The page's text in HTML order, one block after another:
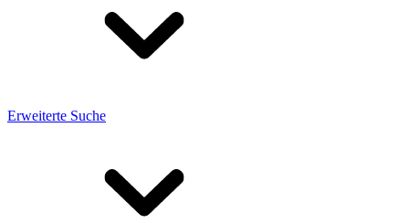
Erweiterte Suche